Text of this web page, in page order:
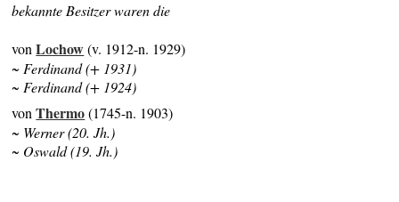
bekannte Besitzer waren die
vonLochow(v. 1912-n. 1929)
~ Ferdinand (+ 1931)
~ Ferdinand (+ 1924)
vonThermo(1745-n. 1903)
~ Werner (20. Jh.)
~ Oswald (19. Jh.)